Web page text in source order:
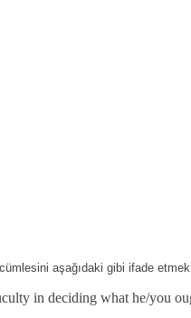
aşağıdaki gibi ifade
in deciding what he/you